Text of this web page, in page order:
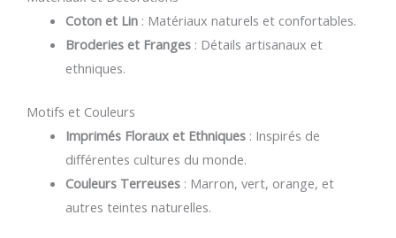
Coton et Lin: Matériaux naturels et confortables.
Broderies et Franges: Détails artisanaux et
ethniques.
Motifs et Couleurs
Imprimés Floraux et Ethniques: Inspirés de
différentes cultures du monde.
Couleurs Terreuses: Marron, vert, orange, et
autres teintes naturelles.